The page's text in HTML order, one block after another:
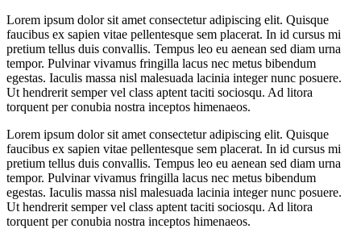
Lorem ipsum dolor sit amet consectetur adipiscing elit. Quisque
faucibus ex sapien vitae pellentesque sem placerat. In id cursus mi
pretium tellus duis convallis. Tempus leo eu aenean sed diam urna
tempor. Pulvinar vivamus fringilla lacus nec metus bibendum
egestas. Iaculis massa nisl malesuada lacinia integer nunc posuere.
Ut hendrerit semper vel class aptent taciti sociosqu. Ad litora
torquent per conubia nostra inceptos himenaeos.
Lorem ipsum dolor sit amet consectetur adipiscing elit. Quisque
faucibus ex sapien vitae pellentesque sem placerat. In id cursus mi
pretium tellus duis convallis. Tempus leo eu aenean sed diam urna
tempor. Pulvinar vivamus fringilla lacus nec metus bibendum
egestas. Iaculis massa nisl malesuada lacinia integer nunc posuere.
Ut hendrerit semper vel class aptent taciti sociosqu. Ad litora
torquent per conubia nostra inceptos himenaeos.